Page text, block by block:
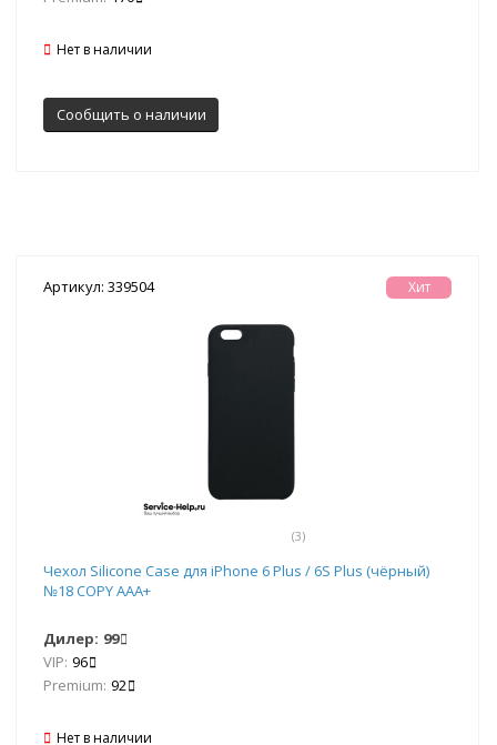
Нет в наличии
Сообщить о наличии
Артикул: 339504
(3)
Хит
Чехол Silicone Case для iPhone 6 Plus / 6S Plus (чёрный)
№18 COPY AAA+
Дилер: 99
VIP: 96
Premium: 92
Нет в наличии